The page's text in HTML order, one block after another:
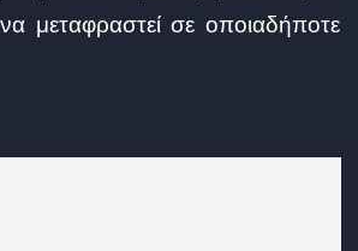
μεταφραστεί σε οποιαδήποτε